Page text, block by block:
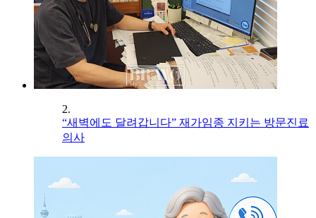
2.
“새벽에도 달려갑니다” 재가임종 지키는 방문진료
의사